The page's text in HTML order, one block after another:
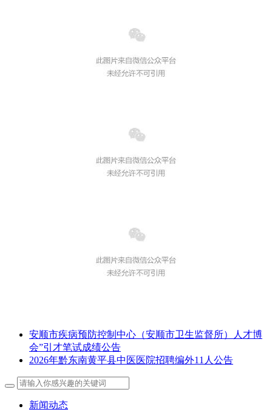
安顺市疾病预防控制中心（安顺市卫生监督所）人才博
会”引才笔试成绩公告
2026年黔东南黄平县中医医院招聘编外11人公告
新闻动态